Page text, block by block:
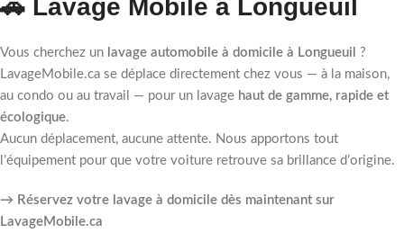
🚗 Lavage Mobile à Longueuil
Vous cherchez un lavage automobile à domicile à Longueuil
?
LavageMobile.ca se déplace directement chez vous — à la maison,
au condo ou au travail — pour un lavage haut de gamme, rapide et
écologique.
Aucun déplacement, aucune attente. Nous apportons tout
l’équipement pour que votre voiture retrouve sa brillance d’origine.
→ Réservez votre lavage à domicile dès maintenant sur
LavageMobile.ca